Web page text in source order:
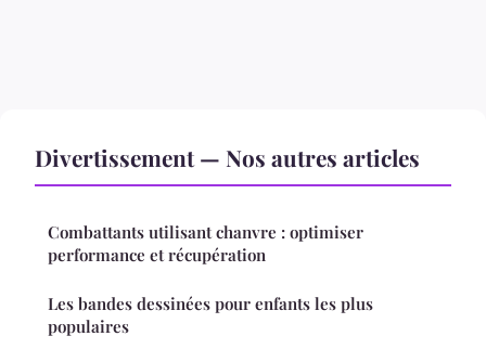
Divertissement — Nos autres articles
Combattants utilisant chanvre : optimiser
performance et récupération
Les bandes dessinées pour enfants les plus
populaires